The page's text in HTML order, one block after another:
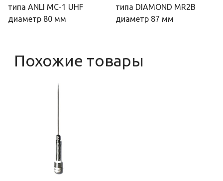
типа ANLI MC-1 UHF
диаметр 80 мм
типа DIAMOND MR2B
диаметр 87 мм
Похожие товары